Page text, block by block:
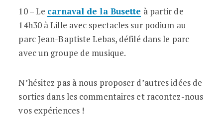
10 – Le carnaval de la Busette à partir de
14h30 à Lille avec spectacles sur podium au
parc Jean-Baptiste Lebas, défilé dans le parc
avec un groupe de musique.
N’hésitez pas à nous proposer d’autres idées de
sorties dans les commentaires et racontez-nous
vos expériences !